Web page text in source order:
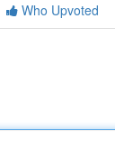
Who Upvoted